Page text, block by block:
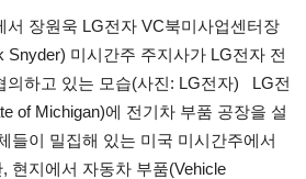
장원욱 LG전자 VC북미사업센터장
Snyder) 미시간주 주지사가 LG전자 전
의하고 있는 모습(사진: LG전자) LG전
of Michigan)에 전기차 부품 공장을 설
들이 밀집해 있는 미국 미시간주에서
현지에서 자동차 부품(Vehicle